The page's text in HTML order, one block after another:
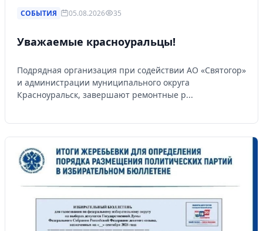
СОБЫТИЯ 05.08.2026 35
Уважаемые красноуральцы!
Подрядная организация при содействии АО «Святогор»
и администрации муниципального округа
Красноуральск, завершают ремонтные р...